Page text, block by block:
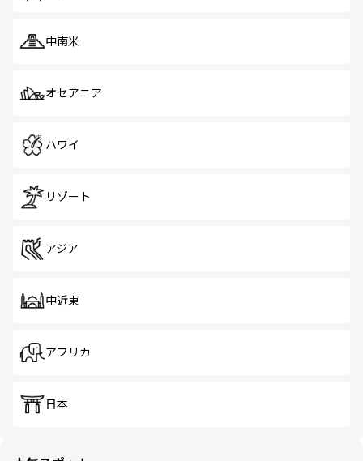
中南米
オセアニア
ハワイ
リゾート
アジア
中近東
アフリカ
日本